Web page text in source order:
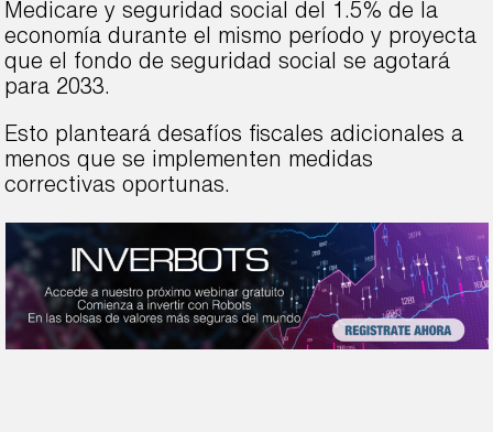
Medicare y seguridad social del 1.5% de la
economía durante el mismo período y proyecta
que el fondo de seguridad social se agotará
para 2033.
Esto planteará desafíos fiscales adicionales a
menos que se implementen medidas
correctivas oportunas.